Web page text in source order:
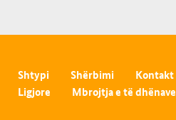
Shtypi Shërbimi Kontakt
Ligjore
Mbrojtja e të dhënave